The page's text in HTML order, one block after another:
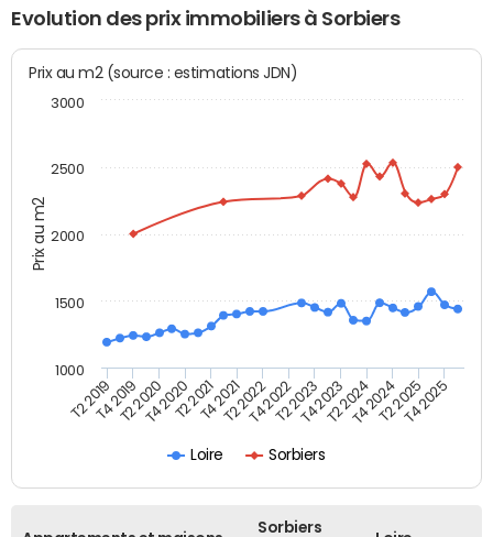
Evolution des prix immobiliers à Sorbiers
Prix au m2
Prix au m2 (source : estimations JDN)
Loire Sorbiers
T2 2019T4 2019T2 2020T4 2020T2 2021T4 2021T2 2022T4 2022T2 2023T4 2023T2 2024T4 2024T2 2025T4 2025
1000
1500
2000
2500
3000
Sorbiers